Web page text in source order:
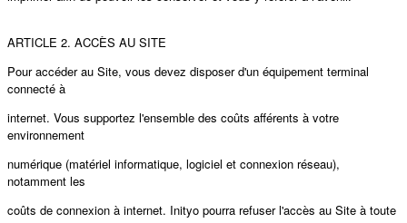
ARTICLE 2. ACCÈS AU SITE
Pour accéder au Site, vous devez disposer d'un équipement terminal
connecté à
internet. Vous supportez l'ensemble des coûts aﬀérents à votre
environnement
numérique (matériel informatique, logiciel et connexion réseau),
notamment les
coûts de connexion à internet. Inityo pourra refuser l'accès au Site à toute